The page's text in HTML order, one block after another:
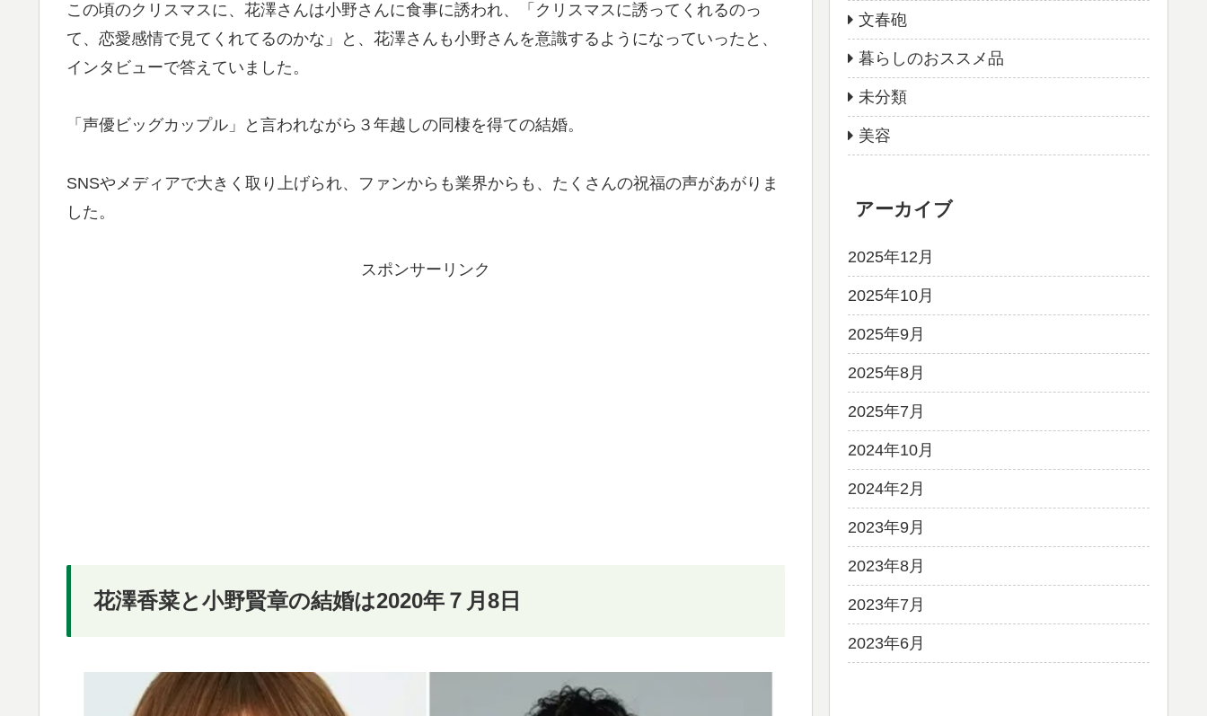
この頃のクリスマスに、花澤さんは小野さんに食事に誘われ、「クリスマスに誘ってくれるのっ
て、恋愛感情で見てくれてるのかな」と、花澤さんも小野さんを意識するようになっていったと、
インタビューで答えていました。
「声優ビッグカップル」と言われながら３年越しの同棲を得ての結婚。
SNSやメディアで大きく取り上げられ、ファンからも業界からも、たくさんの祝福の声があがりま
した。
スポンサーリンク
花澤香菜と小野賢章の結婚は2020年７月8日
文春砲
暮らしのおススメ品
未分類
美容
アーカイブ
2025年12月
2025年10月
2025年9月
2025年8月
2025年7月
2024年10月
2024年2月
2023年9月
2023年8月
2023年7月
2023年6月